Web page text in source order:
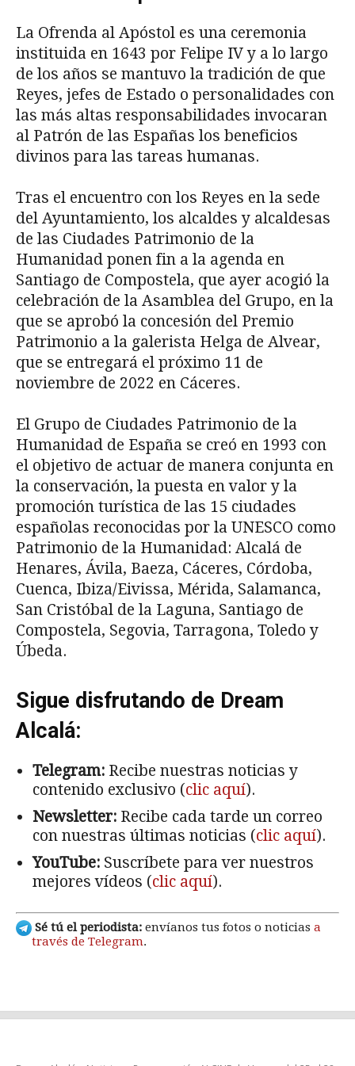
La Ofrenda al Apóstol es una ceremonia
instituida en 1643 por Felipe IV y a lo largo
de los años se mantuvo la tradición de que
Reyes, jefes de Estado o personalidades con
las más altas responsabilidades invocaran
al Patrón de las Españas los beneficios
divinos para las tareas humanas.
Tras el encuentro con los Reyes en la sede
del Ayuntamiento, los alcaldes y alcaldesas
de las Ciudades Patrimonio de la
Humanidad ponen fin a la agenda en
Santiago de Compostela, que ayer acogió la
celebración de la Asamblea del Grupo, en la
que se aprobó la concesión del Premio
Patrimonio a la galerista Helga de Alvear,
que se entregará el próximo 11 de
noviembre de 2022 en Cáceres.
El Grupo de Ciudades Patrimonio de la
Humanidad de España se creó en 1993 con
el objetivo de actuar de manera conjunta en
la conservación, la puesta en valor y la
promoción turística de las 15 ciudades
españolas reconocidas por la UNESCO como
Patrimonio de la Humanidad: Alcalá de
Henares, Ávila, Baeza, Cáceres, Córdoba,
Cuenca, Ibiza/Eivissa, Mérida, Salamanca,
San Cristóbal de la Laguna, Santiago de
Compostela, Segovia, Tarragona, Toledo y
Úbeda.
Sigue disfrutando de Dream
Alcalá:
Telegram: Recibe nuestras noticias y
contenido exclusivo (clic aquí).
Newsletter: Recibe cada tarde un correo
con nuestras últimas noticias (clic aquí).
YouTube: Suscríbete para ver nuestros
mejores vídeos (clic aquí).
Sé tú el periodista: envíanos tus fotos o noticias a
través de Telegram.